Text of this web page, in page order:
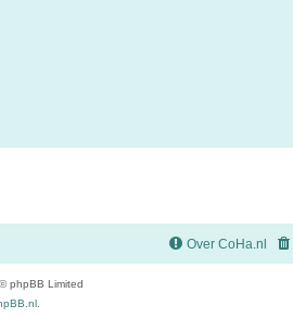
Over CoHa.nl
phpBB Limited